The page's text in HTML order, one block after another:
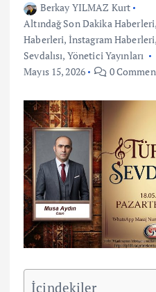
Berkay YILMAZ Kurt
Altındağ Son Dakika Haberleri
Haberleri, İnstagram Haberleri,
Sevdalısı, Yönetici Yayınları
Mayıs 15, 2026
0
İçindekiler